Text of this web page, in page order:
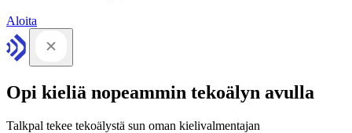
Aloita
Opi kieliä nopeammin tekoälyn avulla
Talkpal tekee tekoälystä sun oman kielivalmentajan